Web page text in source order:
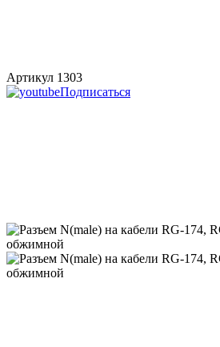
Артикул 1303
Подписаться